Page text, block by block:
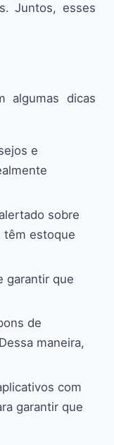
Juntos, esses
algumas dicas
e
sobre
têm estoque
garantir que
de
maneira,
com
garantir que